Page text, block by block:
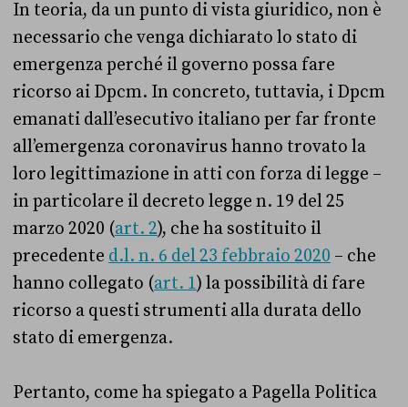
In teoria, da un punto di vista giuridico, non è
necessario che venga dichiarato lo stato di
emergenza perché il governo possa fare
ricorso ai Dpcm. In concreto, tuttavia, i Dpcm
emanati dall’esecutivo italiano per far fronte
all’emergenza coronavirus hanno trovato la
loro legittimazione in atti con forza di legge –
in particolare il decreto legge n. 19 del 25
marzo 2020 (art. 2), che ha sostituito il
precedente d.l. n. 6 del 23 febbraio 2020 – che
hanno collegato (art. 1) la possibilità di fare
ricorso a questi strumenti alla durata dello
stato di emergenza.
Pertanto, come ha spiegato a Pagella Politica